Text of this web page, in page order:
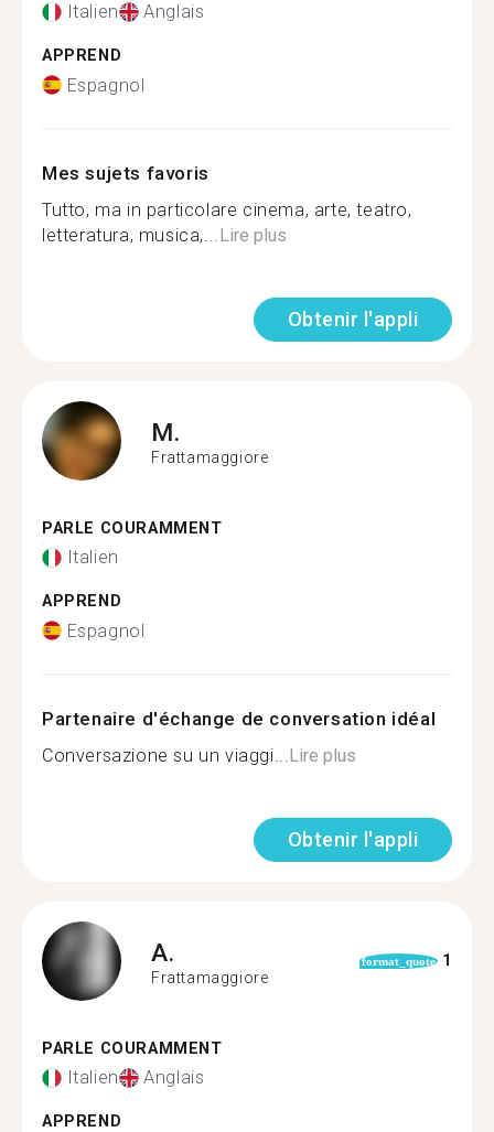
Italien Anglais
APPREND
Espagnol
Mes sujets favoris
Tutto, ma in particolare cinema, arte, teatro,
letteratura, musica,... Lire plus
Obtenir l'appli
M.
Frattamaggiore
PARLE COURAMMENT
Italien
APPREND
Espagnol
Partenaire d'échange de conversation idéal
Conversazione su un viaggi... Lire plus
Obtenir l'appli
A.
Frattamaggiore
format_quote 1
PARLE COURAMMENT
Italien Anglais
APPREND